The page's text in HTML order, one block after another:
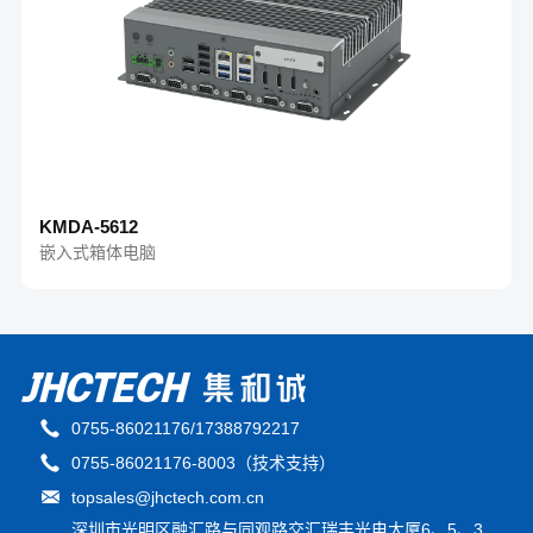
KMDA-5612
嵌入式箱体电脑
0755-86021176/17388792217
0755-86021176-8003（技术支持）
topsales@jhctech.com.cn